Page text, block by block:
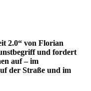
2.0“ von Florian
und fordert
auf – im
der Straße und im